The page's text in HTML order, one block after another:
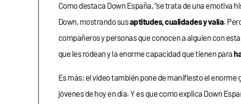
Como destaca Down España, “se trata de una emotiva
Down, mostrando susaptitudes, cualidades y valía.
compañeros y personas que conocen a alguien con
que les rodean y la enorme capacidad que tienen para
Es más; el vídeo también pone de manifiesto el enorme
jóvenes de hoy en día. Y es que como explica Down